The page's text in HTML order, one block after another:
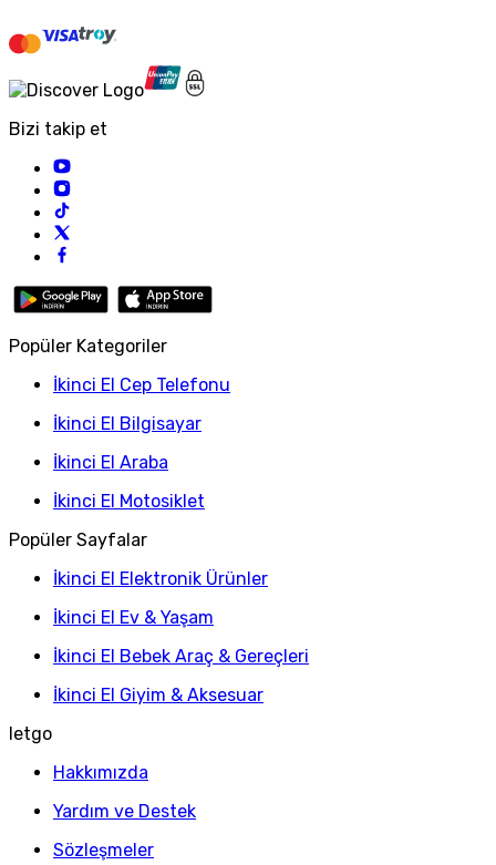
Bizi takip et
Popüler Kategoriler
İkinci El Cep Telefonu
İkinci El Bilgisayar
İkinci El Araba
İkinci El Motosiklet
Popüler Sayfalar
İkinci El Elektronik Ürünler
İkinci El Ev & Yaşam
İkinci El Bebek Araç & Gereçleri
İkinci El Giyim & Aksesuar
letgo
Hakkımızda
Yardım ve Destek
Sözleşmeler